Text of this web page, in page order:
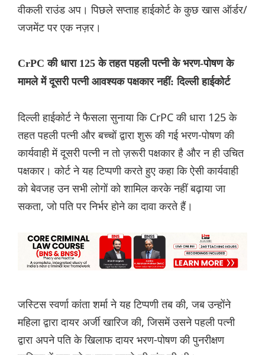
वीकली राउंड अप। पिछले सप्ताह हाईकोर्ट के कुछ खास ऑर्डर/
जजमेंट पर एक नज़र।
CrPC की धारा 125 के तहत पहली पत्नी के भरण-पोषण के
मामले में दूसरी पत्नी आवश्यक पक्षकार नहीं: दिल्ली हाईकोर्ट
दिल्ली हाईकोर्ट ने फैसला सुनाया कि CrPC की धारा 125 के
तहत पहली पत्नी और बच्चों द्वारा शुरू की गई भरण-पोषण की
कार्यवाही में दूसरी पत्नी न तो ज़रूरी पक्षकार है और न ही उचित
पक्षकार। कोर्ट ने यह टिप्पणी करते हुए कहा कि ऐसी कार्यवाही
को बेवजह उन सभी लोगों को शामिल करके नहीं बढ़ाया जा
सकता, जो पति पर निर्भर होने का दावा करते हैं।
जस्टिस स्वर्णा कांता शर्मा ने यह टिप्पणी तब की, जब उन्होंने
महिला द्वारा दायर अर्जी खारिज की, जिसमें उसने पहली पत्नी
द्वारा अपने पति के खिलाफ दायर भरण-पोषण की पुनरीक्षण